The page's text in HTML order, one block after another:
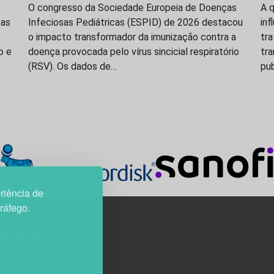
de
e
O congresso da Sociedade Europeia de Doenças
Infeciosas Pediátricas (ESPID) de 2026 destacou
o impacto transformador da imunização contra a
doença provocada pelo vírus sincicial respiratório
(RSV). Os dados de…
A